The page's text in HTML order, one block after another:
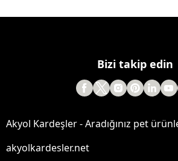
Bizi takip edin
Akyol Kardeşler - Aradığınız pet
akyolkardesler.net